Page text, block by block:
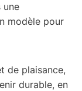
une
modèle pour
de plaisance,
durable, en